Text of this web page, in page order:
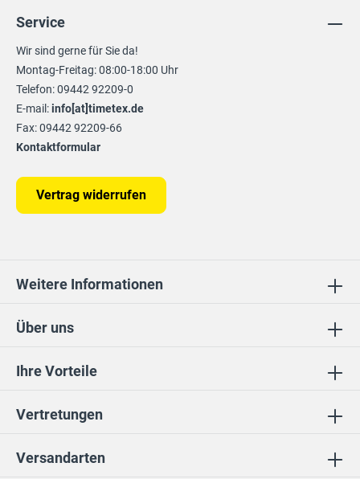
Ihre Vorteile
Vertretungen
Über uns
Service
Wir sind gerne für Sie da!
Montag-Freitag: 08:00-18:00 Uhr
Telefon: 09442 92209-0
E-mail:info[at]timetex.de
Fax: 09442 92209-66
Kontaktformular
Vertrag widerrufen
Weitere Informationen
Versandarten